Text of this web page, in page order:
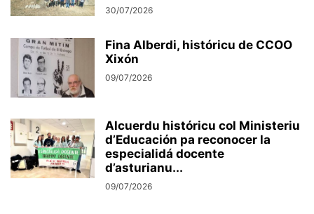
30/07/2026
Fina Alberdi, históricu de CCOO
Xixón
09/07/2026
Alcuerdu históricu col Ministeriu
d’Educación pa reconocer la
especialidá docente
d’asturianu...
09/07/2026